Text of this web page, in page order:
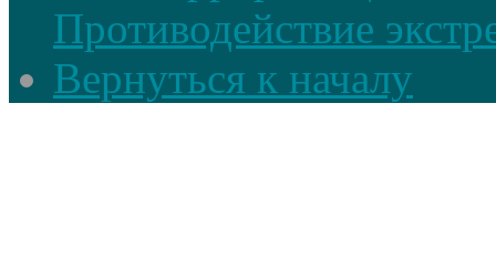
Противодействие
Вернуться к началу